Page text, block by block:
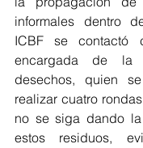
informales dentro
ICBF se contactó
encargada de la
desechos, quien
realizar cuatro
no se siga dando
estos residuos,